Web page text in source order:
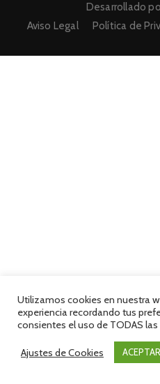
Desarrollado
Aviso Legal
Política de
Utilizamos cookies en nuestra
experiencia recordando tus
consientes el uso de TODAS las
Ajustes de Cookies ACEPTAR